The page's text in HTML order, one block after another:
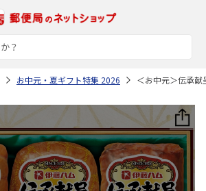
お中元・夏ギフト特集 2026 ＜お中元＞伝承